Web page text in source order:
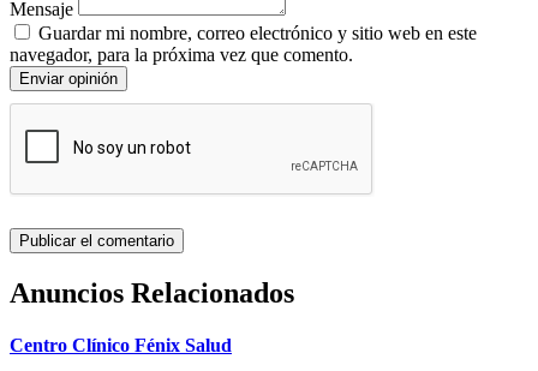
Mensaje
Guardar mi nombre, correo electrónico y sitio web en este
navegador, para la próxima vez que comento.
Enviar opinión
Anuncios Relacionados
Centro Clínico Fénix Salud